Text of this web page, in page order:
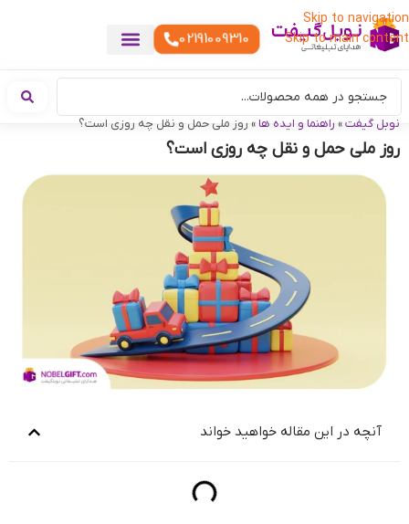
Skip to navigation
Skip to main content
02191009310
نوبل گیفت» راهنما و ایده ها» روز ملی حمل و نقل چه روزی است؟
روز ملی حمل و نقل چه روزی است؟
آنچه در این مقاله خواهید خواند